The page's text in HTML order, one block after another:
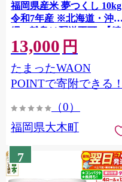
福岡県産米 夢つくし 10kg
令和7年産 ※北海道・沖
縄・離島は配送不可 |【精
米 単一米 単一原料米 7年
産 国産 お米 ブランド米
5kg × 2 ゆめつくし】
CY009_01
13,000 円
たまったWAON
POINTで寄附できる！
（0）
福岡県大木町
7